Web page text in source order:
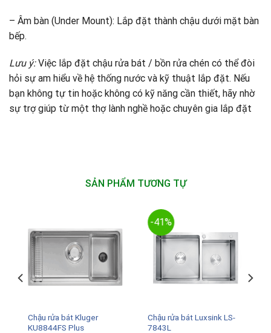
– Âm bàn (Under Mount): Lắp đặt thành chậu dưới mặt bàn
bếp.
Lưu ý:Việc lắp đặt chậu rửa bát / bồn rửa chén có thể đòi
hỏi sự am hiểu về hệ thống nước và kỹ thuật lắp đặt. Nếu
bạn không tự tin hoặc không có kỹ năng cần thiết, hãy nhờ
sự trợ giúp từ một thợ lành nghề hoặc chuyên gia lắp đặt
SẢN PHẨM TƯƠNG TỰ
Chậu rửa bát Kluger
KU8844FS Plus
-41%
Chậu rửa bát Luxsink LS-
7843L